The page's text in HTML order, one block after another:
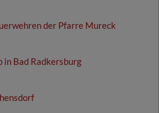
der Pfarre Mureck
Bad Radkersburg